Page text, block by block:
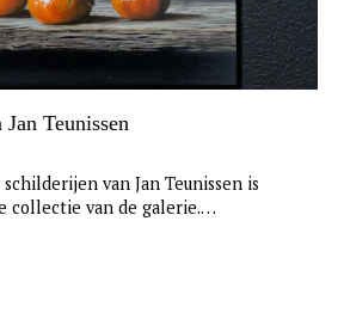
Teunissen
van Jan Teunissen is
collectie van de galerie.…